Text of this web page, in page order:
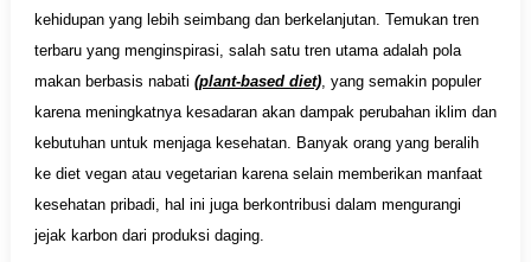
kehidupan yang lebih seimbang dan berkelanjutan. Temukan tren
terbaru yang menginspirasi, salah satu tren utama adalah pola
makan berbasis nabati (plant-based diet), yang semakin populer
karena meningkatnya kesadaran akan dampak perubahan iklim dan
kebutuhan untuk menjaga kesehatan. Banyak orang yang beralih
ke diet vegan atau vegetarian karena selain memberikan manfaat
kesehatan pribadi, hal ini juga berkontribusi dalam mengurangi
jejak karbon dari produksi daging.